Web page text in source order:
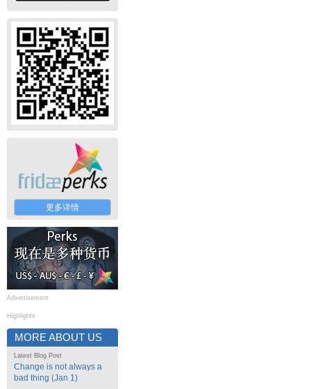
更多详情
Advertisement
Highlights
MORE ABOUT US
Latest Blog Post
Change is not always a
bad thing (Jan 1)